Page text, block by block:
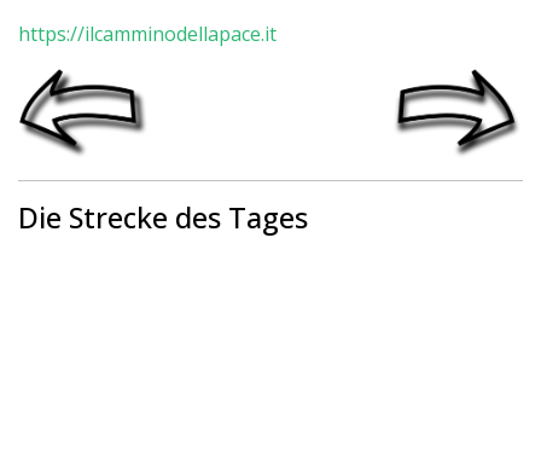
https://ilcamminodellapace.it
Die Strecke des Tages